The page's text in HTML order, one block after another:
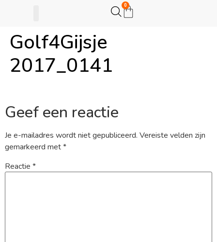
0
Golf4Gijsje
2017_0141
Geef een reactie
Je e-mailadres wordt niet gepubliceerd. Vereiste velden zijn
gemarkeerd met*
Reactie *